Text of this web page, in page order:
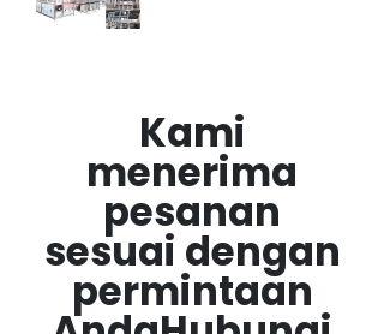
Kami
menerima
pesanan
sesuai dengan
permintaan